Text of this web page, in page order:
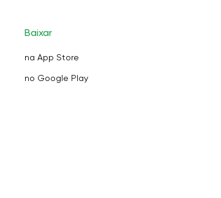
Baixar
na App Store
no Google Play